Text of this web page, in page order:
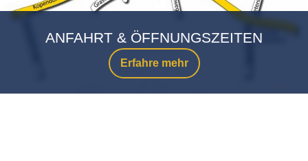
Erfahre mehr
ANFAHRT & ÖFFNUNGSZEITEN